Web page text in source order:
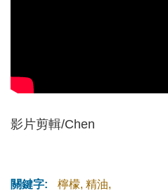
影片剪輯/Chen
關鍵字: 檸檬, 精油,